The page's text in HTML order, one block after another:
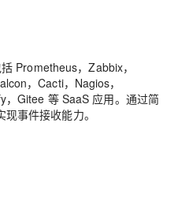
Prometheus，Zabbix，
，Cacti，Nagios，
Gitee 等 SaaS 应用。通过简
事件接收能力。